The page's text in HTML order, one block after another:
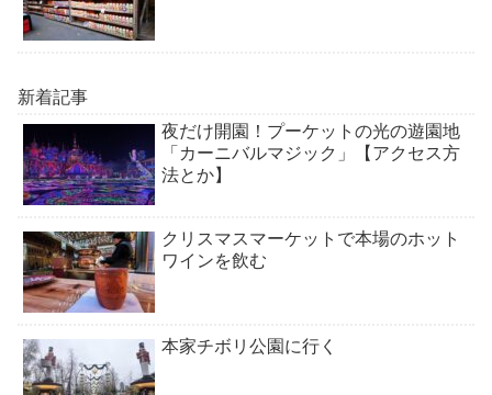
新着記事
夜だけ開園！プーケットの光の遊園地
「カーニバルマジック」【アクセス方
法とか】
クリスマスマーケットで本場のホット
ワインを飲む
本家チボリ公園に行く